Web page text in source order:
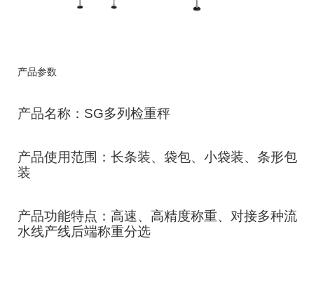
产品参数
产品名称：SG多列检重秤
产品使用范围：长条装、袋包、小袋装、条形包
装
产品功能特点：高速、高精度称重、对接多种流
水线产线后端称重分选